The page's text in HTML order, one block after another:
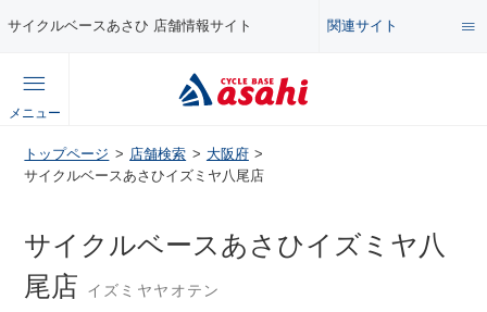
サイクルベースあさひ 店舗情報サイト 関連サイト
総合サイト
公式オンラインストア
企業情報サイト
店舗情報サイト
メニュー
コンテンツ
特集・イベント
トップページ 店舗検索
大阪府
サイクルベースあさひイズミヤ八尾店
サイクルベースあさひイズミヤ八
尾店
イズミヤヤオテン